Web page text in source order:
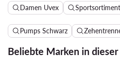
Damen Uvex
Pumps Schwarz
Beliebte Marken in